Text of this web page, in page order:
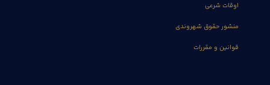
اوقات شرعی
منشور حقوق شهروندی
قوانین و مقررات